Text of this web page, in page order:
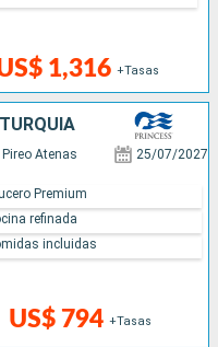
1,316 +Tasas
Pireo Atenas 25/07/2027
US$ 794 +Tasas
Premium
refinada
incluidas